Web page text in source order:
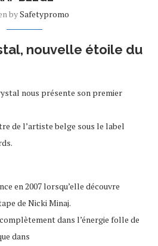
bySafetypromo
nouvelle étoile du
nous présente son premier
de l’artiste belge sous le label
en 2007 lorsqu’elle découvre
de Nicki Minaj.
dans l’énergie folle de
dans